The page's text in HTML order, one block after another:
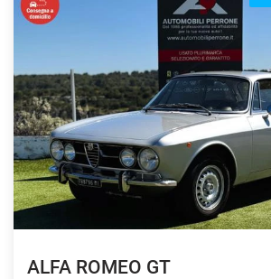
ALFA ROMEO GT
Salva